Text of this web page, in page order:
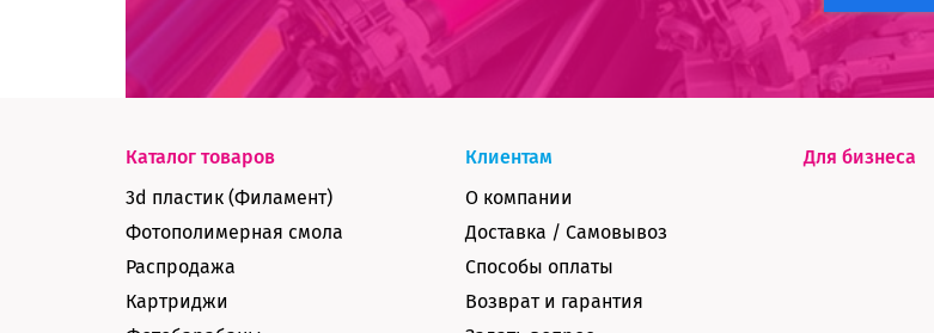
Каталог товаров
3d пластик (Филамент)
Фотополимерная смола
Распродажа
Картриджи
Клиентам
О компании
Доставка / Самовывоз
Способы оплаты
Возврат и гарантия
Для бизнеса